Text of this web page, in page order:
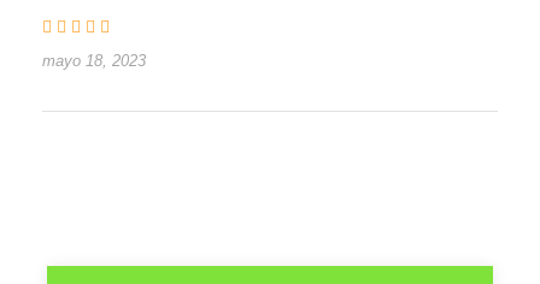
mayo 18, 2023